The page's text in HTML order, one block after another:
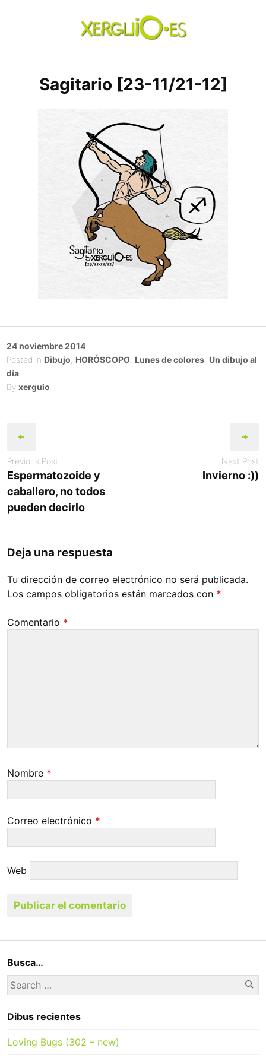
xerguio.ES | ilustración
Sagitario [23-11/21-12]
Posted
on
24 noviembre 2014
Posted in Dibujo HORÓSCOPO, Lunes de colores, Un dibujo al
día
By xerguio
navigation
Previous Post
Espermatozoide y
caballero, no todos
pueden decirlo
Next Post
Invierno :))
Deja una respuesta
Tu dirección de correo electrónico no será publicada.
Los campos obligatorios están marcados con *
Comentario *
Nombre *
Correo electrónico *
Web
Busca…
Search
for:
Dibus recientes
Loving Bugs (302 – new)